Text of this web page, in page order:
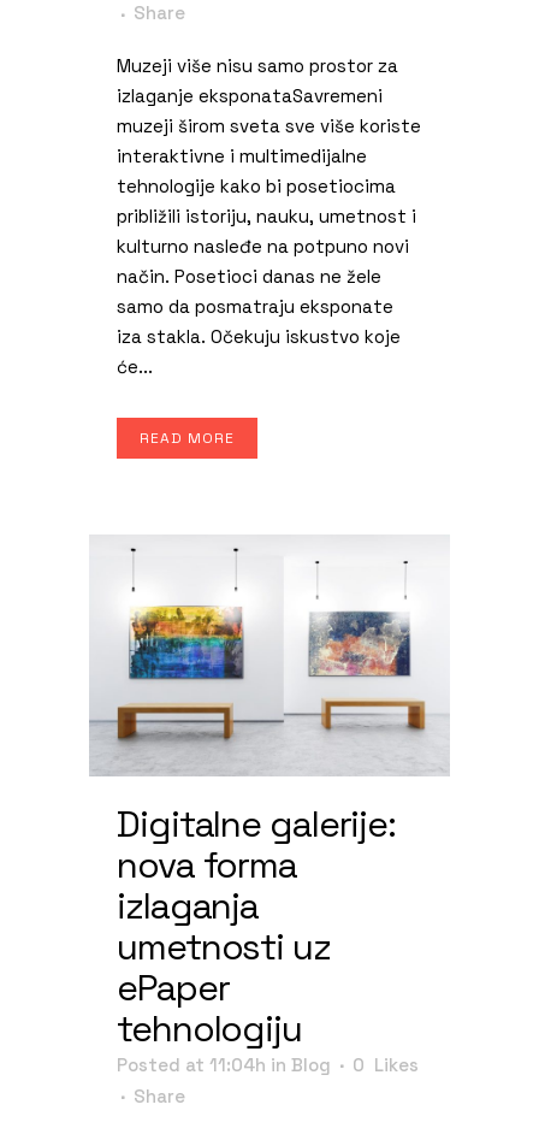
Share
Muzeji više nisu samo prostor za
izlaganje eksponataSavremeni
muzeji širom sveta sve više koriste
interaktivne i multimedijalne
tehnologije kako bi posetiocima
približili istoriju, nauku, umetnost i
kulturno nasleđe na potpuno novi
način. Posetioci danas ne žele
samo da posmatraju eksponate
iza stakla. Očekuju iskustvo koje
će...
READ MORE
Digitalne galerije:
nova forma
izlaganja
umetnosti uz
ePaper
tehnologiju
Posted at 11:04h in Blog 0 Likes
Share